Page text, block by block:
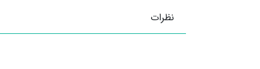
نظرات